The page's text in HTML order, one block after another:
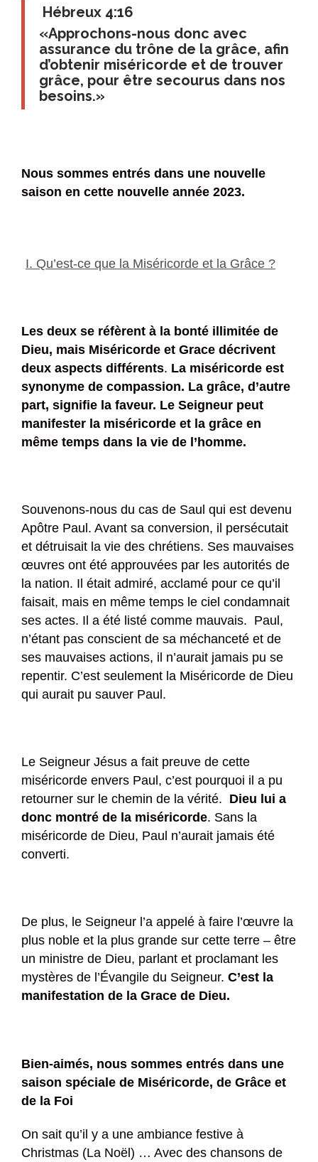
Hébreux 4:16
«Approchons-nous donc avec
assurance du trône de la grâce, afin
d’obtenir miséricorde et de trouver
grâce, pour être secourus dans nos
besoins.»
Nous sommes entrés dans une nouvelle
saison en cette nouvelle année 2023.
I. Qu’est-ce que la Miséricorde et la Grâce ?
Les deux se réfèrent à la bonté illimitée de
Dieu, mais Miséricorde et Grace décrivent
deux aspects différents. La miséricorde est
synonyme de compassion. La grâce, d’autre
part, signifie la faveur. Le Seigneur peut
manifester la miséricorde et la grâce en
même temps dans la vie de l’homme.
Souvenons-nous du cas de Saul qui est devenu
Apôtre Paul. Avant sa conversion, il persécutait
et détruisait la vie des chrétiens. Ses mauvaises
œuvres ont été approuvées par les autorités de
la nation. Il était admiré, acclamé pour ce qu’il
faisait, mais en même temps le ciel condamnait
ses actes. Il a été listé comme mauvais. Paul,
n’étant pas conscient de sa méchanceté et de
ses mauvaises actions, il n’aurait jamais pu se
repentir. C’est seulement la Miséricorde de Dieu
qui aurait pu sauver Paul.
Le Seigneur Jésus a fait preuve de cette
miséricorde envers Paul, c’est pourquoi il a pu
retourner sur le chemin de la vérité. Dieu lui a
donc montré de la miséricorde. Sans la
miséricorde de Dieu, Paul n’aurait jamais été
converti.
De plus, le Seigneur l’a appelé à faire l’œuvre la
plus noble et la plus grande sur cette terre – être
un ministre de Dieu, parlant et proclamant les
mystères de l’Évangile du Seigneur. C’est la
manifestation de la Grace de Dieu.
Bien-aimés, nous sommes entrés dans une
saison spéciale de Miséricorde, de Grâce et
de la Foi
On sait qu’il y a une ambiance festive à
Christmas (La Noël) … Avec des chansons de